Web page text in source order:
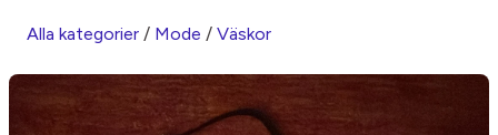
Alla kategorier / Mode / Väskor